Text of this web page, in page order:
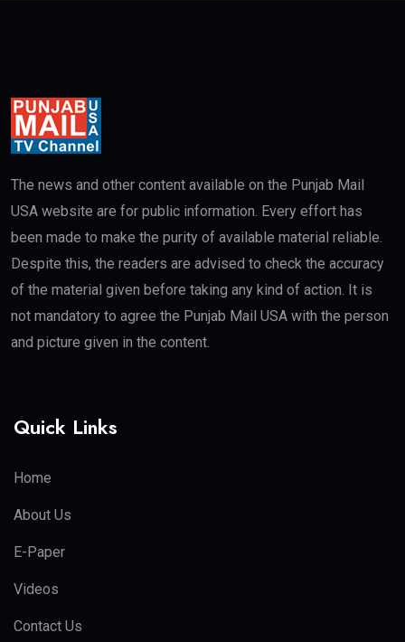
The news and other content available on the Punjab Mail
USA website are for public information. Every effort has
been made to make the purity of available material reliable.
Despite this, the readers are advised to check the accuracy
of the material given before taking any kind of action. It is
not mandatory to agree the Punjab Mail USA with the person
and picture given in the content.
Quick Links
Home
About Us
E-Paper
Videos
Contact Us